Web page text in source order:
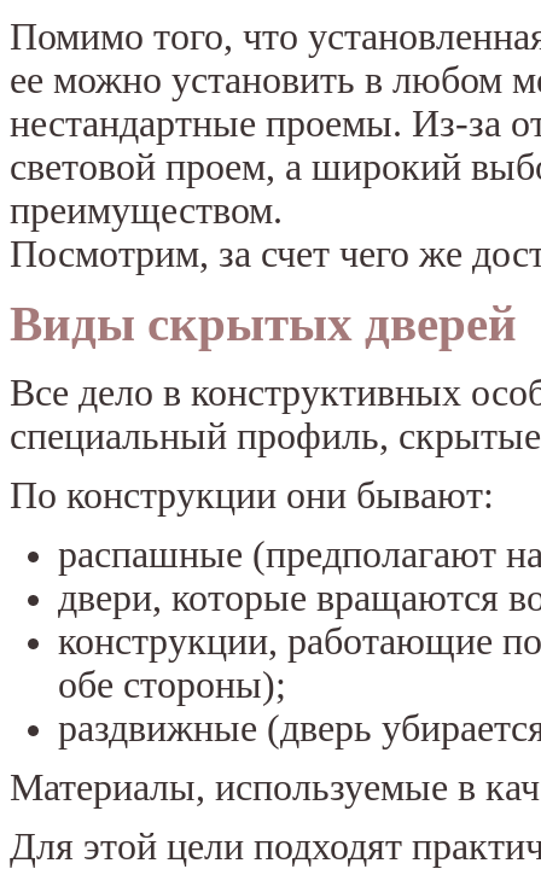
Помимо того, что
ее можно установить в любом
нестандартные проемы. Из-за
световой проем, а широкий
преимуществом.
Посмотрим, за счет чего же
Виды скрытых дверей
Все дело в конструктивных
специальный профиль,
По конструкции они бывают:
распашные (предполагают
двери, которые вращаются
конструкции, работающие
обе стороны);
раздвижные (дверь
Материалы, используемые в
Для этой цели подходят